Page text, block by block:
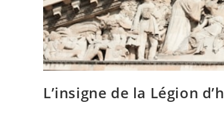
L’insigne de la Légion